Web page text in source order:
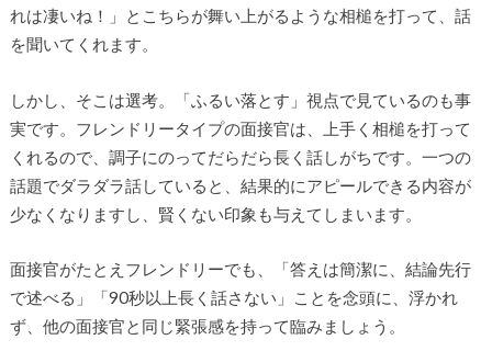
れは凄いね！」とこちらが舞い上がるような相槌を打って、話
を聞いてくれます。
しかし、そこは選考。「ふるい落とす」視点で見ているのも事
実です。フレンドリータイプの面接官は、上手く相槌を打って
くれるので、調子にのってだらだら長く話しがちです。一つの
話題でダラダラ話していると、結果的にアピールできる内容が
少なくなりますし、賢くない印象も与えてしまいます。
面接官がたとえフレンドリーでも、「答えは簡潔に、結論先行
で述べる」「90秒以上長く話さない」ことを念頭に、浮かれ
ず、他の面接官と同じ緊張感を持って臨みましょう。